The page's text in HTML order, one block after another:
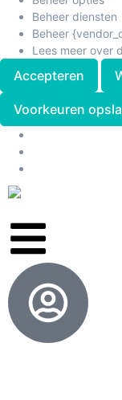
Beheer diensten
Beheer
Lees meer over
Accepteren
Voorkeuren